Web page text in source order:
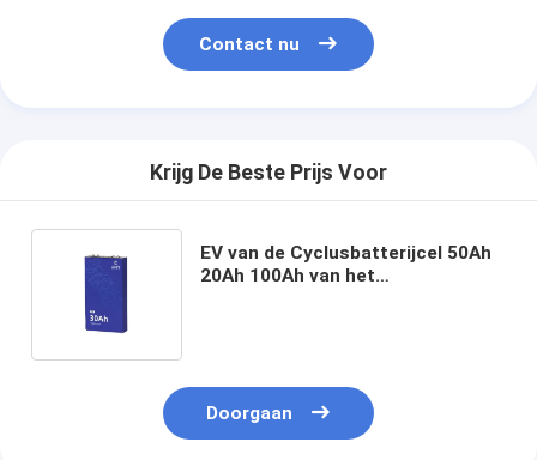
Contact nu
Krijg De Beste Prijs Voor
EV van de Cyclusbatterijcel 50Ah
20Ah 100Ah van het
Doorgaan